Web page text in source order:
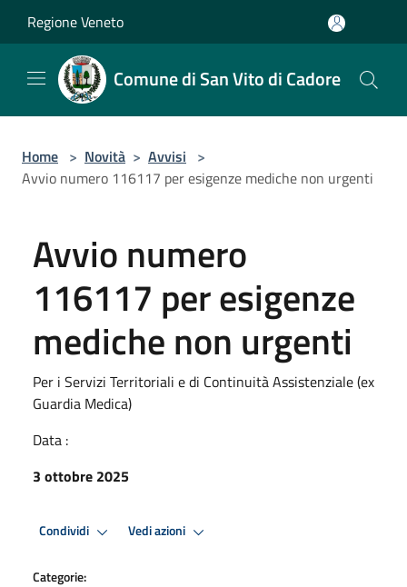
Regione Veneto
Comune di San Vito di Cadore
Home > Novità > Avvisi >
Avvio numero 116117 per esigenze mediche non urgenti
Avvio numero
116117 per esigenze
mediche non urgenti
Per i Servizi Territoriali e di Continuità Assistenziale (ex
Guardia Medica)
Data :
3 ottobre 2025
Condividi Vedi azioni
Categorie: